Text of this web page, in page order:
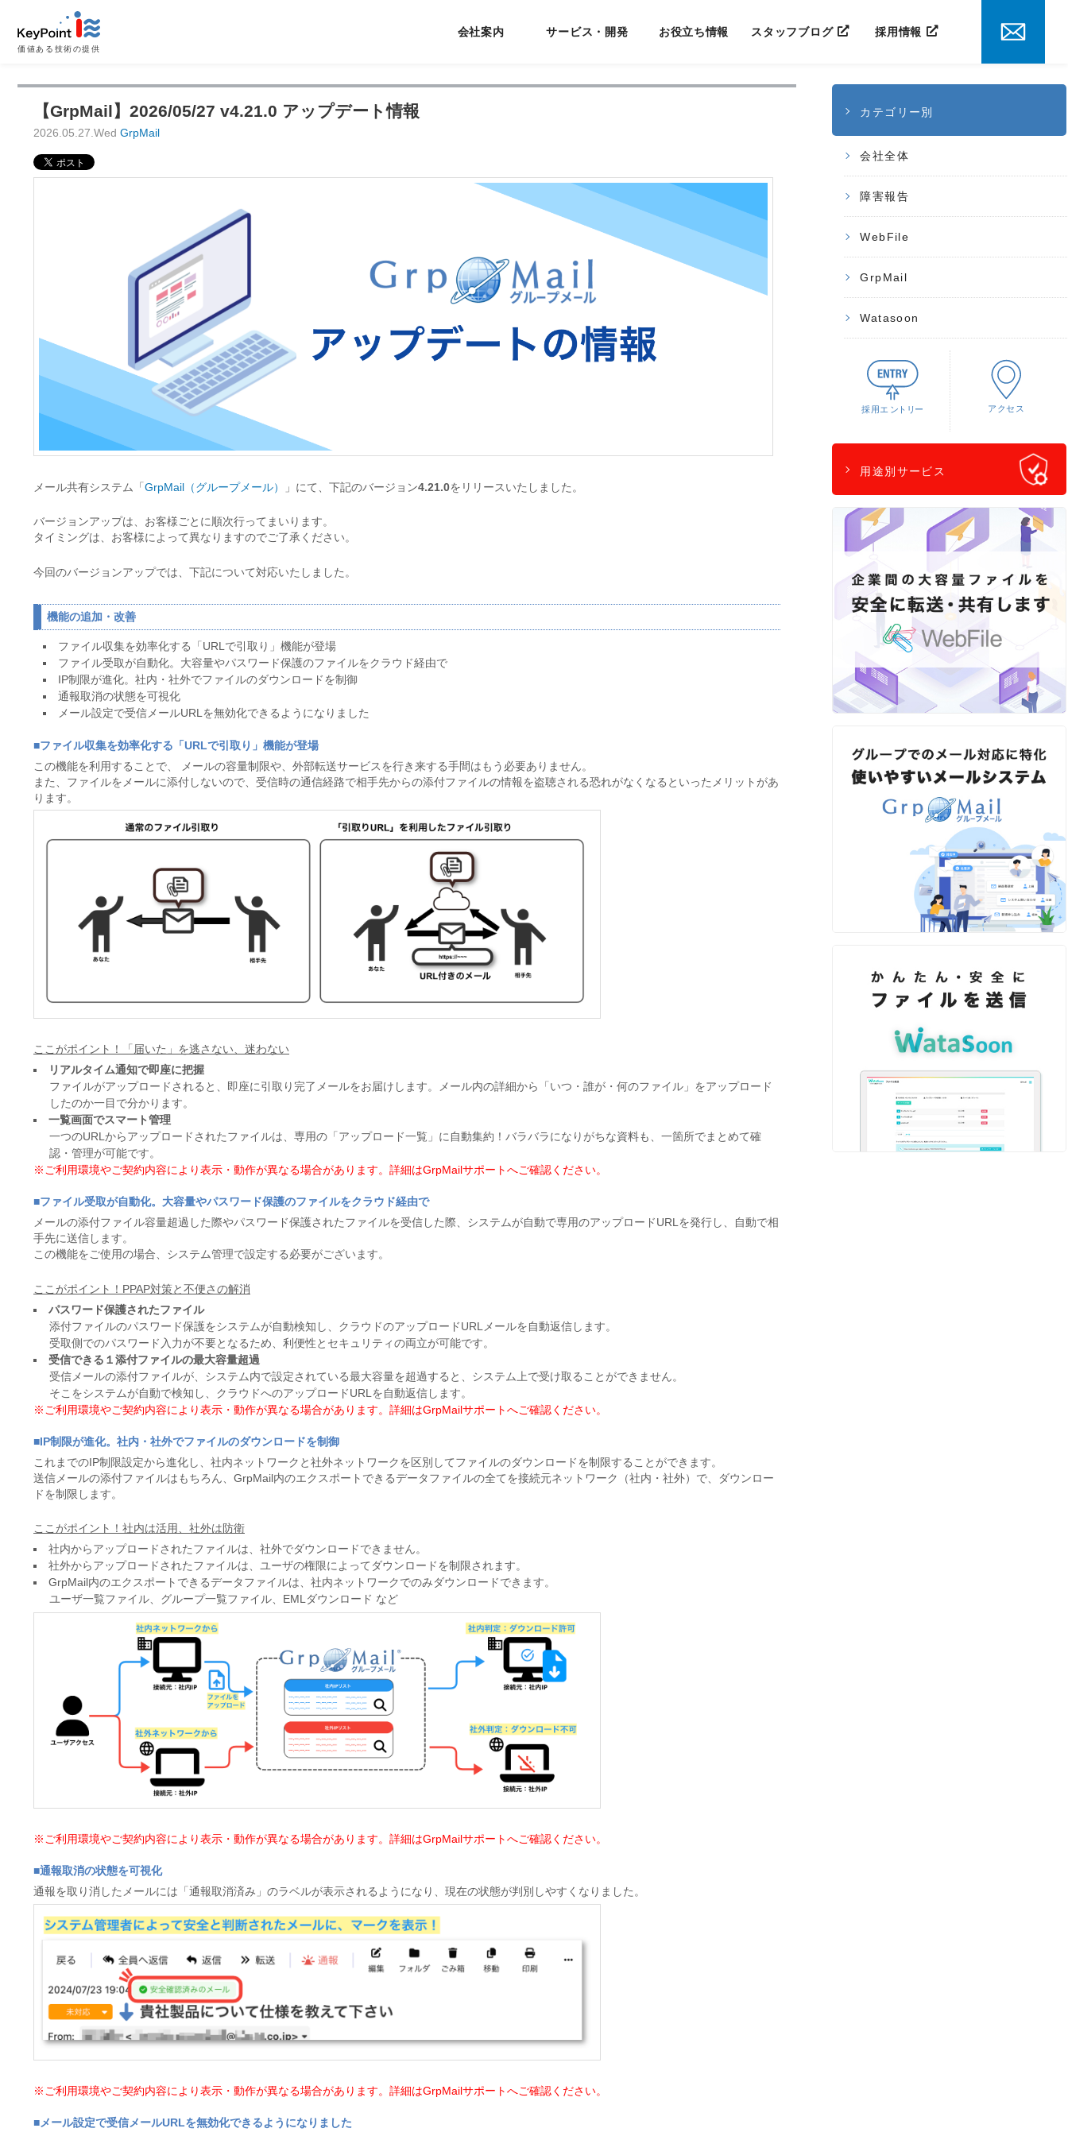
価値ある技術の提供
会社案内 サービス・開発 お役立ち情報 スタッフブログ 採用情報
【GrpMail】2026/05/27 v4.21.0 アップデート情報
2026.05.27.Wed GrpMail
メール共有システム「 GrpMail（グループメール） 」にて、下記のバージョン4.21.0をリリースいたしました。
バージョンアップは、お客様ごとに順次行ってまいります。
タイミングは、お客様によって異なりますのでご了承ください。
今回のバージョンアップでは、下記について対応いたしました。
機能の追加・改善
ファイル収集を効率化する「URLで引取り」機能が登場
ファイル受取が自動化。大容量やパスワード保護のファイルをクラウド経由で
IP制限が進化。社内・社外でファイルのダウンロードを制御
通報取消の状態を可視化
メール設定で受信メールURLを無効化できるようになりました
■ファイル収集を効率化する「URLで引取り」機能が登場
この機能を利用することで、 メールの容量制限や、外部転送サービスを行き来する手間はもう必要ありません。
また、ファイルをメールに添付しないので、受信時の通信経路で相手先からの添付ファイルの情報を盗聴される恐れがなくなるといったメリットがあ
ります。
ここがポイント！「届いた」を逃さない、迷わない
リアルタイム通知で即座に把握
ファイルがアップロードされると、即座に引取り完了メールをお届けします。メール内の詳細から「いつ・誰が・何のファイル」をアップロード
したのか一目で分かります。
一覧画面でスマート管理
一つのURLからアップロードされたファイルは、専用の「アップロード一覧」に自動集約！バラバラになりがちな資料も、一箇所でまとめて確
認・管理が可能です。
※ご利用環境やご契約内容により表示・動作が異なる場合があります。詳細はGrpMailサポートへご確認ください。
■ファイル受取が自動化。大容量やパスワード保護のファイルをクラウド経由で
メールの添付ファイル容量超過した際やパスワード保護されたファイルを受信した際、システムが自動で専用のアップロードURLを発行し、自動で相
手先に送信します。
この機能をご使用の場合、システム管理で設定する必要がございます。
ここがポイント！PPAP対策と不便さの解消
パスワード保護されたファイル
添付ファイルのパスワード保護をシステムが自動検知し、クラウドのアップロードURLメールを自動返信します。
受取側でのパスワード入力が不要となるため、利便性とセキュリティの両立が可能です。
受信できる１添付ファイルの最大容量超過
受信メールの添付ファイルが、システム内で設定されている最大容量を超過すると、システム上で受け取ることができません。
そこをシステムが自動で検知し、クラウドへのアップロードURLを自動返信します。
※ご利用環境やご契約内容により表示・動作が異なる場合があります。詳細はGrpMailサポートへご確認ください。
■IP制限が進化。社内・社外でファイルのダウンロードを制御
これまでのIP制限設定から進化し、社内ネットワークと社外ネットワークを区別してファイルのダウンロードを制限することができます。
送信メールの添付ファイルはもちろん、GrpMail内のエクスポートできるデータファイルの全てを接続元ネットワーク（社内・社外）で、ダウンロー
ドを制限します。
ここがポイント！社内は活用、社外は防衛
社内からアップロードされたファイルは、社外でダウンロードできません。
社外からアップロードされたファイルは、ユーザの権限によってダウンロードを制限されます。
GrpMail内のエクスポートできるデータファイルは、社内ネットワークでのみダウンロードできます。
ユーザ一覧ファイル、グループ一覧ファイル、EMLダウンロード など
※ご利用環境やご契約内容により表示・動作が異なる場合があります。詳細はGrpMailサポートへご確認ください。
■通報取消の状態を可視化
通報を取り消したメールには「通報取消済み」のラベルが表示されるようになり、現在の状態が判別しやすくなりました。
※ご利用環境やご契約内容により表示・動作が異なる場合があります。詳細はGrpMailサポートへご確認ください。
■メール設定で受信メールURLを無効化できるようになりました
カテゴリー別
会社全体
障害報告
WebFile
GrpMail
Watasoon
用途別サービス